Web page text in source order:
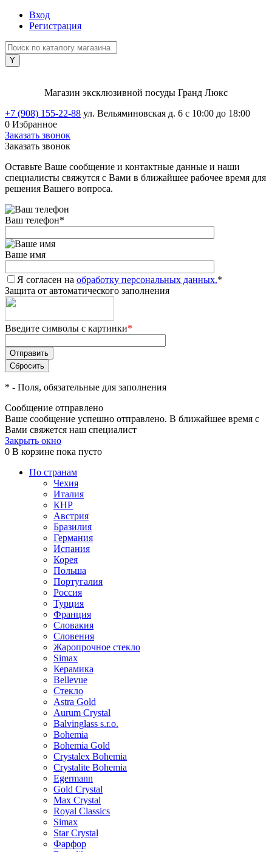
Вход
Регистрация
Магазин эксклюзивной посуды Гранд Люкс
+7 (908) 155-22-88 ул. Вельяминовская д. 6 с 10:00 до 18:00
0 Избранное
Заказать звонок
Заказать звонок
Оставьте Ваше сообщение и контактные данные и наши
специалисты свяжутся с Вами в ближайшее рабочее время для
решения Вашего вопроса.
Ваш телефон*
Ваше имя
Я согласен на обработку персональных данных.*
Защита от автоматического заполнения
Введите символы с картинки*
* - Поля, обязательные для заполнения
Сообщение отправлено
Ваше сообщение успешно отправлено. В ближайшее время с
Вами свяжется наш специалист
Закрыть окно
0 В корзине пока пусто
По странам
Чехия
Италия
КНР
Австрия
Бразилия
Германия
Испания
Корея
Польша
Португалия
Россия
Турция
Франция
Словакия
Словения
Жаропрочное стекло
Simax
Керамика
Bellevue
Стекло
Astra Gold
Aurum Crystal
Balvinglass s.r.o.
Bohemia
Bohemia Gold
Crystalex Bohemia
Crystalite Bohemia
Egermann
Gold Crystal
Max Crystal
Royal Classics
Simax
Star Crystal
Фарфор